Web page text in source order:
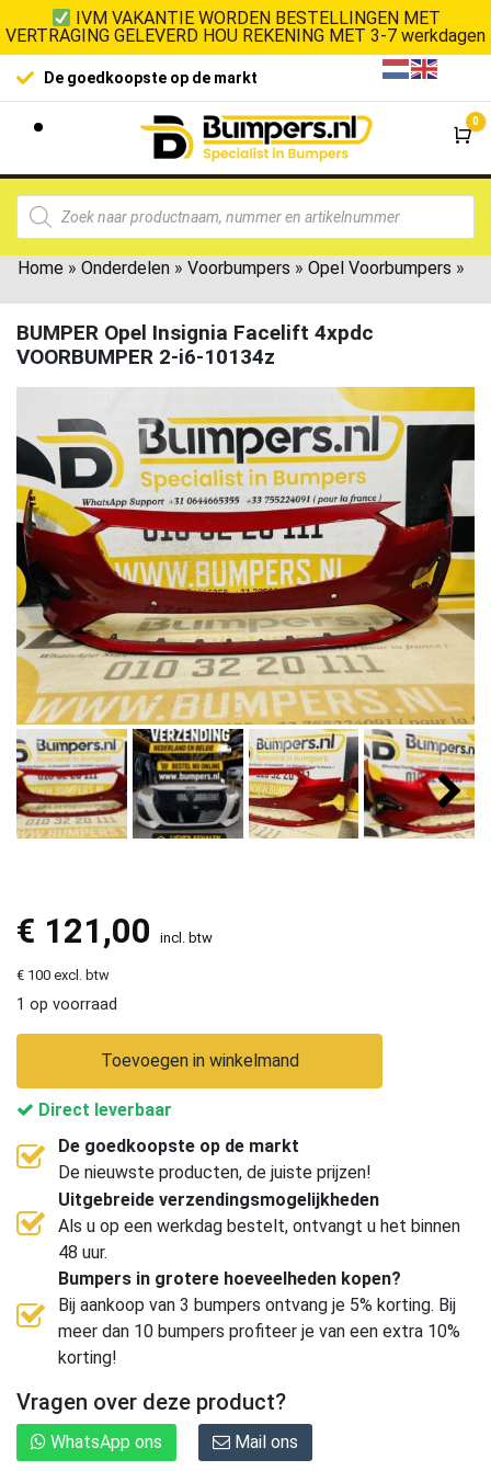
IVM VAKANTIE WORDEN BESTELLINGEN MET
VERTRAGING GELEVERD HOU REKENING MET 3-7 werkdagen
De goedkoopste op de markt
0
Home » Onderdelen » Voorbumpers » Opel Voorbumpers »
BUMPER Opel Insignia Facelift 4xpdc
VOORBUMPER 2-i6-10134z
€ 121,00 incl. btw
€ 100 excl. btw
1 op voorraad
Toevoegen in winkelmand
Direct leverbaar
De goedkoopste op de markt
De nieuwste producten, de juiste prijzen!
Uitgebreide verzendingsmogelijkheden
Als u op een werkdag bestelt, ontvangt u het binnen
48 uur.
Bumpers in grotere hoeveelheden kopen?
Bij aankoop van 3 bumpers ontvang je 5% korting. Bij
meer dan 10 bumpers profiteer je van een extra 10%
korting!
Vragen over deze product?
WhatsApp ons Mail ons